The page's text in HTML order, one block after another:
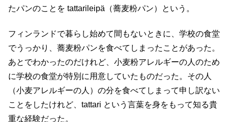
たパンのことを tattarileipä（蕎麦粉パン）という。
フィンランドで暮らし始めて間もないときに、学校の食堂
でうっかり、蕎麦粉パンを食べてしまったことがあった。
あとでわかったのだけれど、小麦粉アレルギーの人のため
に学校の食堂が特別に用意していたものだった。その人
（小麦アレルギーの人）の分を食べてしまって申し訳ない
ことをしたけれど、tattari という言葉を身をもって知る貴
重な経験だった。